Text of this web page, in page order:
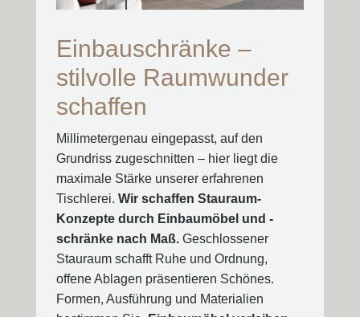
Einbauschränke –
stilvolle Raumwunder
schaffen
Millimetergenau eingepasst, auf den
Grundriss zugeschnitten – hier liegt die
maximale Stärke unserer erfahrenen
Tischlerei. Wir schaffen Stauraum-
Konzepte durch Einbaumöbel und -
schränke nach Maß.Geschlossener
Stauraum schafft Ruhe und Ordnung,
offene Ablagen präsentieren Schönes.
Formen, Ausführung und Materialien